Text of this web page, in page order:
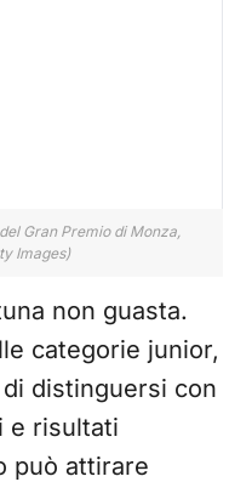
Gran Premio di Monza,
Images)
non guasta.
categorie junior,
distinguersi con
e risultati
può attirare